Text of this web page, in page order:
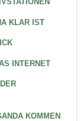
KLAR IST
INTERNET
KOMMEN